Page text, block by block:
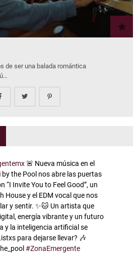
de ser una balada romántica
🚨 Nueva música en el
by the Pool nos abre las puertas
“I Invite You to Feel Good”, un
House y el EDM vocal que nos
y sentir. ✨🐱 Un artista que
energía vibrante y un futuro
y la inteligencia artificial se
para dejarse llevar? 🎶
#ZonaEmergente